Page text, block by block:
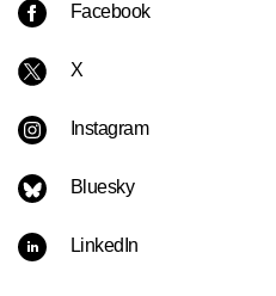
Facebook
X
Instagram
Bluesky
LinkedIn